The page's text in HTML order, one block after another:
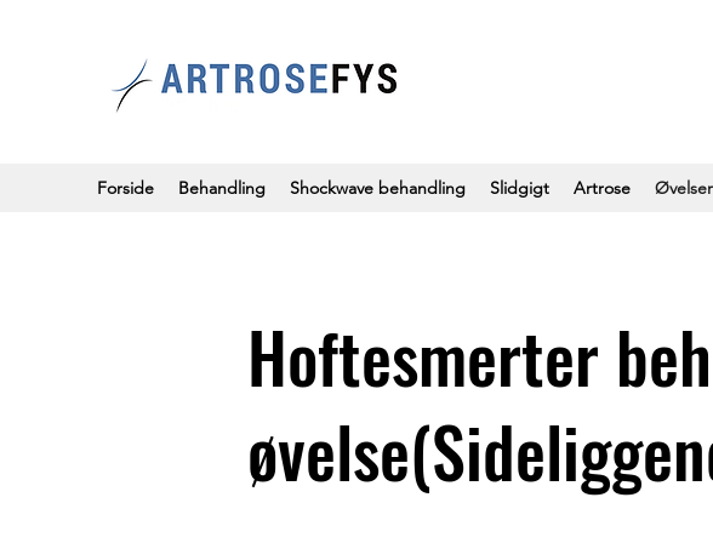
Forside Behandling Shockwave behandling Slidgigt Artrose Øvelser
Hoftesmerter